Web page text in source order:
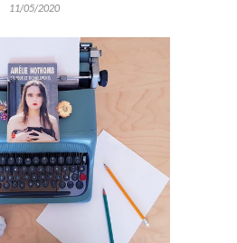
11/05/2020